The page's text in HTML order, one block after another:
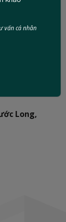
Long,
vấn cá nhân